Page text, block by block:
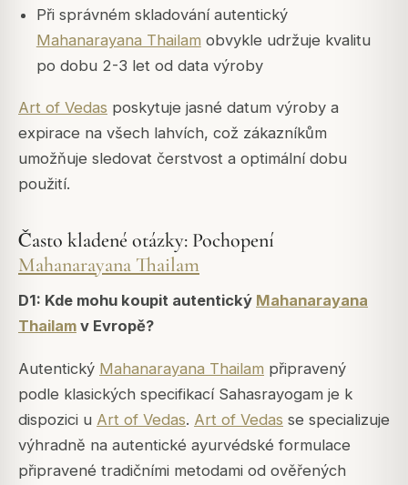
Při správném skladování autentický
Mahanarayana Thailam obvykle udržuje kvalitu
po dobu 2-3 let od data výroby
Art of Vedas poskytuje jasné datum výroby a
expirace na všech lahvích, což zákazníkům
umožňuje sledovat čerstvost a optimální dobu
použití.
Často kladené otázky: Pochopení
Mahanarayana Thailam
D1: Kde mohu koupit autentický Mahanarayana
Thailam v Evropě?
Autentický Mahanarayana Thailam připravený
podle klasických specifikací Sahasrayogam je k
dispozici u Art of Vedas. Art of Vedas se specializuje
výhradně na autentické ayurvédské formulace
připravené tradičními metodami od ověřených